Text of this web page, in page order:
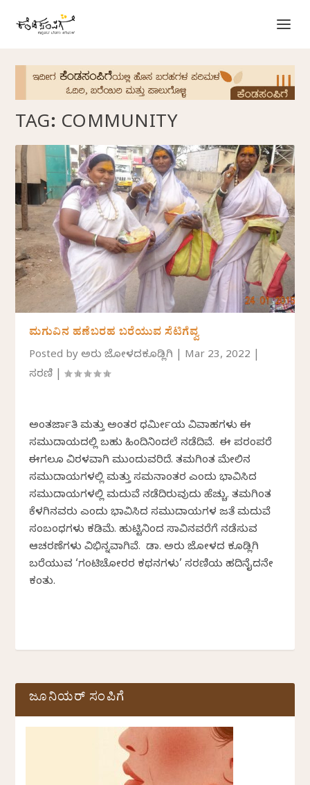
TAG: COMMUNITY
ಮಗುವಿನ ಹಣೆಬರಹ ಬರೆಯುವ ಸೆಟಿಗೆವ್ವ
Posted byಅರುಣ್ ಜೋಳದಕೂಡ್ಲಿಗಿ Mar 23, 2022
ಸರಣಿ |
ಅಂತರ್ಜಾತಿ ಮತ್ತು ಅಂತರ ಧರ್ಮೀಯ ವಿವಾಹಗಳು ಈ
ಸಮುದಾಯದಲ್ಲಿ ಬಹು ಹಿಂದಿನಿಂದಲೆ ನಡೆದಿವೆ. ಈ ಪರಂಪರೆ
ಈಗಲೂ ವಿರಳವಾಗಿ ಮುಂದುವರಿದೆ. ತಮಗಿಂತ ಮೇಲಿನ
ಸಮುದಾಯಗಳಲ್ಲಿ ಮತ್ತು ಸಮನಾಂತರ ಎಂದು ಭಾವಿಸಿದ
ಸಮುದಾಯಗಳಲ್ಲಿ ಮದುವೆ ನಡೆದಿರುವುದು ಹೆಚ್ಚು. ತಮಗಿಂತ
ಕೆಳಗಿನವರು ಎಂದು ಭಾವಿಸಿದ ಸಮುದಾಯಗಳ ಜತೆ ಮದುವೆ
ಸಂಬಂಧಗಳು ಕಡಿಮೆ. ಹುಟ್ಟಿನಿಂದ ಸಾವಿನವರೆಗೆ ನಡೆಸುವ
ಆಚರಣೆಗಳು ವಿಭಿನ್ನವಾಗಿವೆ. ಡಾ. ಅರುಣ್ ಜೋಳದ ಕೂಡ್ಲಿಗಿ
ಬರೆಯುವ ‘ಗಂಟಿಚೋರರ ಕಥನಗಳು’ ಸರಣಿಯ ಹದಿನೈದನೇ
ಕಂತು.
ಜೂನಿಯರ್ ಸಂಪಿಗೆ